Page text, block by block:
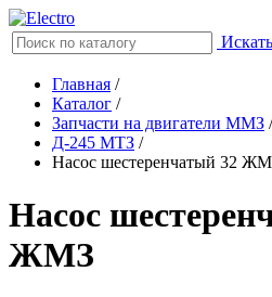
Искать
Главная /
Каталог /
Запчасти на двигатели ММЗ /
Д-245 МТЗ /
Насос шестеренчатый 32
Насос
ЖМЗ